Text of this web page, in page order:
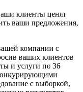
клиенты ценят
ваши предложения,
компании с
ваших клиентов
и услуги по 36
с выборкой,